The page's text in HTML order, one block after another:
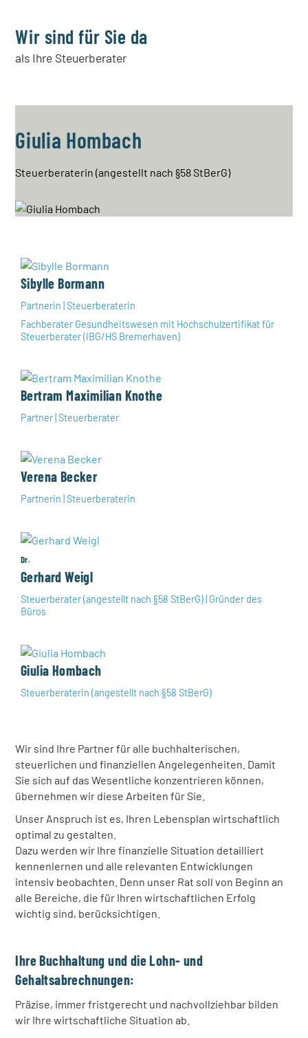
Wir sind für Sie da
als Ihre Steuerberater
Giulia Hombach
Steuerberaterin (angestellt nach §58 StBerG)
Sibylle Bormann
Partnerin | Steuerberaterin
Fachberater Gesundheitswesen mit Hochschulzertifikat für
Steuerberater (IBG/HS Bremerhaven)
Bertram Maximilian Knothe
Partner | Steuerberater
Verena Becker
Partnerin | Steuerberaterin
Dr.
Gerhard Weigl
Steuerberater (angestellt nach §58 StBerG) | Gründer des
Büros
Giulia Hombach
Steuerberaterin (angestellt nach §58 StBerG)
Wir sind Ihre Partner für alle buchhalterischen,
steuerlichen und finanziellen Angelegenheiten. Damit
Sie sich auf das Wesentliche konzentrieren können,
übernehmen wir diese Arbeiten für Sie.
Unser Anspruch ist es, Ihren Lebensplan wirtschaftlich
optimal zu gestalten.
Dazu werden wir Ihre finanzielle Situation detailliert
kennenlernen und alle relevanten Entwicklungen
intensiv beobachten. Denn unser Rat soll von Beginn an
alle Bereiche, die für Ihren wirtschaftlichen Erfolg
wichtig sind, berücksichtigen.
Ihre Buchhaltung und die Lohn- und
Gehaltsabrechnungen:
Präzise, immer fristgerecht und nachvollziehbar bilden
wir Ihre wirtschaftliche Situation ab.